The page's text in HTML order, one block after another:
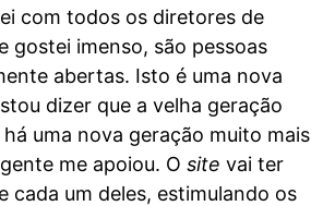
com todos os diretores de
gostei imenso, são pessoas
abertas. Isto é uma nova
dizer que a velha geração
uma nova geração muito mais
me apoiou. O site vai ter
cada um deles, estimulando os